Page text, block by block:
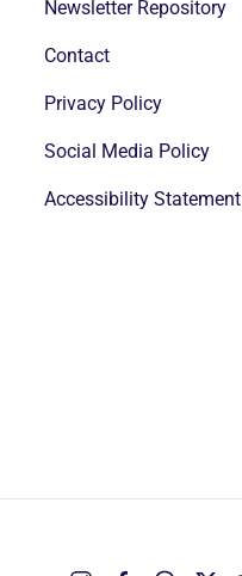
Newsletter Repository
Contact
Privacy Policy
Social Media Policy
Accessibility Statement